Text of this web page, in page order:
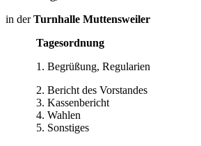
in derTurnhalle Muttensweiler
Tagesordnung
1. Begrüßung, Regularien
2. Bericht des Vorstandes
3. Kassenbericht
4. Wahlen
5. Sonstiges